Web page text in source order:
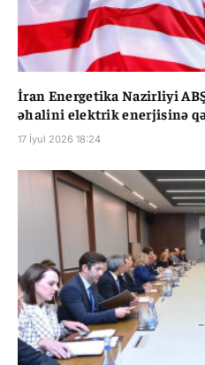
İran Energetika Nazirliyi
əhalini elektrik enerjisinə
17 İyul 2026 18:24